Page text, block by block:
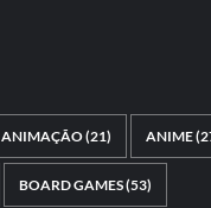
ANIMAÇÃO(21) ANIME
BOARD GAMES(53)